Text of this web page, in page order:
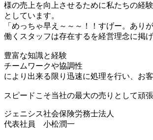
様の売上を向上させるために私たちの経
としています。
「めっちゃ早え～～～！！すげー。あり
働くスタッフは存在するを経営理念に掲げ
豊富な知識と経験
チームワークや協調性
により出来る限り迅速に処理を行い、お
スピードこそ当社の最大の売りとして頑
ジェニシス社会保険労務士法人
代表社員 小松潤一